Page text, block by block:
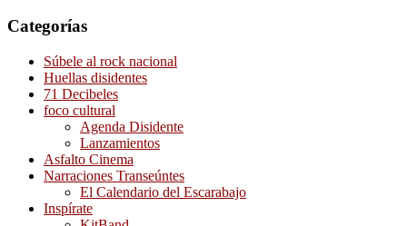
Categorías
Súbele al rock nacional
Huellas disidentes
71 Decibeles
foco cultural
Agenda Disidente
Lanzamientos
Asfalto Cinema
Narraciones Transeúntes
El Calendario del Escarabajo
Inspírate